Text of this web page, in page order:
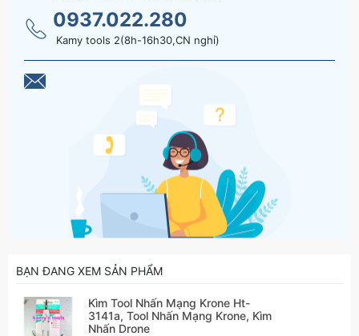
0937.022.280
Kamy tools 2(8h-16h30,CN nghỉ)
BẠN ĐANG XEM SẢN PHẨM
Kìm Tool Nhấn Mạng Krone Ht-
3141a, Tool Nhấn Mạng Krone, Kìm
Nhấn Drone